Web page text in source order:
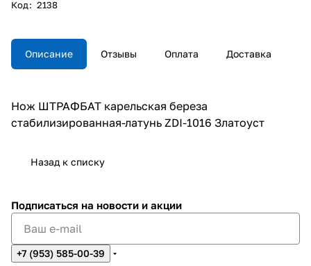
Код: 2138
Описание Отзывы Оплата Доставка
Нож ШТРАФБАТ карельская береза
стабилизированная-латунь ZDI-1016 Златоуст
Назад к списку
Подписаться на новости и акции
+7 (953) 585-00-39